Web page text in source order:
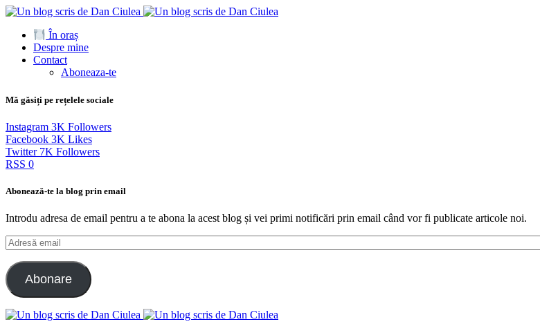
În oraș
Despre mine
Contact
Aboneaza-te
Mă găsiți pe rețelele sociale
Instagram 3K Followers
Facebook 3K Likes
Twitter 7K Followers
RSS 0
Abonează-te la blog prin email
Introdu adresa de email pentru a te abona la acest blog și vei primi notificări prin email când vor fi publicate articole noi.
Adresă
email
Abonare